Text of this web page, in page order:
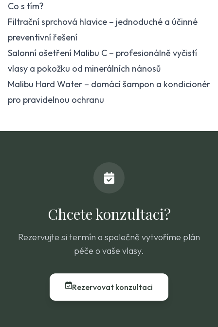
Co s tím?
Filtrační sprchová hlavice – jednoduché a účinné
preventivní řešení
Salonní ošetření Malibu C – profesionálně vyčistí
vlasy a pokožku od minerálních nánosů
Malibu Hard Water – domácí šampon a kondicionér
pro pravidelnou ochranu
Chcete konzultaci?
Rezervujte si termín a společně vytvoříme plán
péče o vaše vlasy.
Rezervovat konzultaci